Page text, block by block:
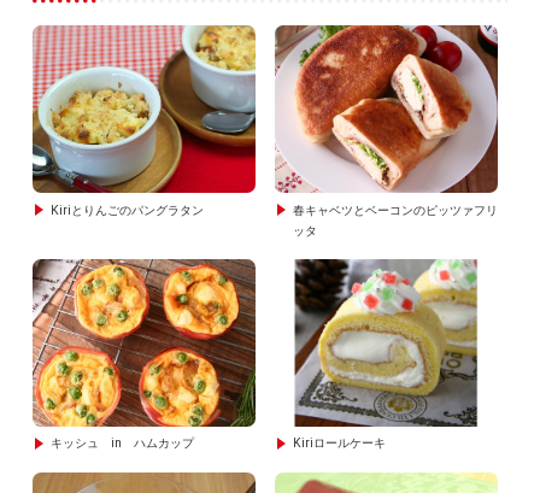
Kiriとりんごのパングラタン
春キャベツとベーコンのピッツァフリ
ッタ
キッシュ in ハムカップ Kiriロールケーキ